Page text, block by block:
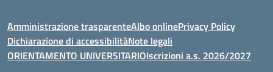
Amministrazione trasparenteAlbo onlinePrivacy Policy
Dichiarazione di accessibilitàNote legali
ORIENTAMENTO UNIVERSITARIOIscrizioni a.s. 2026/2027